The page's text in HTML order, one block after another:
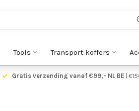
Tools Transport koffers
Gratis verzending vanaf €99,- NL BE|